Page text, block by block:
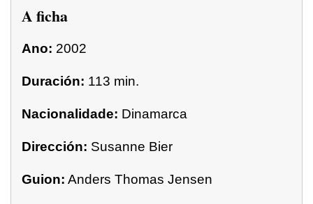
A ficha
Ano: 2002
Duración: 113 min.
Nacionalidade: Dinamarca
Dirección: Susanne Bier
Guion: Anders Thomas Jensen